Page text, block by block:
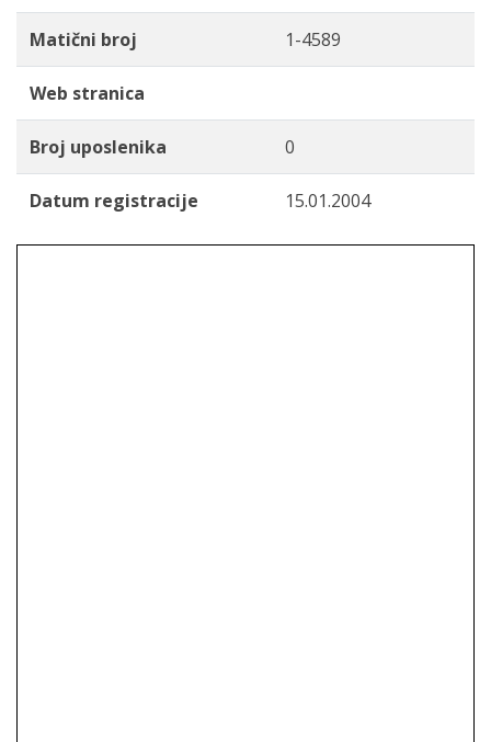
Matični broj 1-4589
Web stranica
Broj uposlenika 0
Datum registracije 15.01.2004